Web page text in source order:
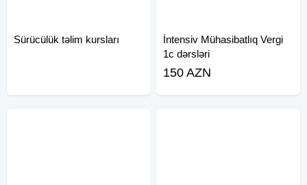
Sürücülük təlim kursları
İntensiv Mühasibatlıq Vergi
1c dərsləri
150 AZN